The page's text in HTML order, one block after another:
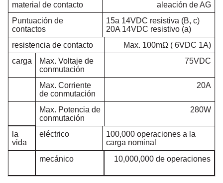
material de contacto
aleación de AG
Puntuación de
contactos
15a 14VDC resistiva (B, c)
20A 14VDC resistivo (a)
resistencia de contacto
Max. 100mΩ ( 6VDC 1A)
carga
Max. Voltaje de
conmutación
75VDC
Max. Corriente
de conmutación
20A
Max. Potencia de
conmutación
280W
la
vida
eléctrico
100,000 operaciones a la
carga nominal
mecánico
10,000,000 de operaciones